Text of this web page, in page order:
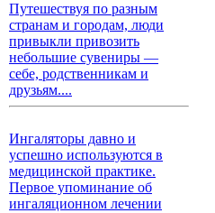
Путешествуя по разным
странам и городам, люди
привыкли привозить
небольшие сувениры —
себе, родственникам и
друзьям....
Ингаляторы давно и
успешно используются в
медицинской практике.
Первое упоминание об
ингаляционном лечении